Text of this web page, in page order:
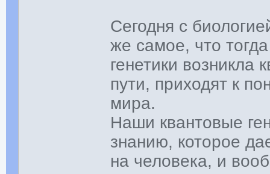
Сегодня с
же самое, что
генетики
пути, приходят к
мира.
Наши квантовые
знанию, которое
на человека, и